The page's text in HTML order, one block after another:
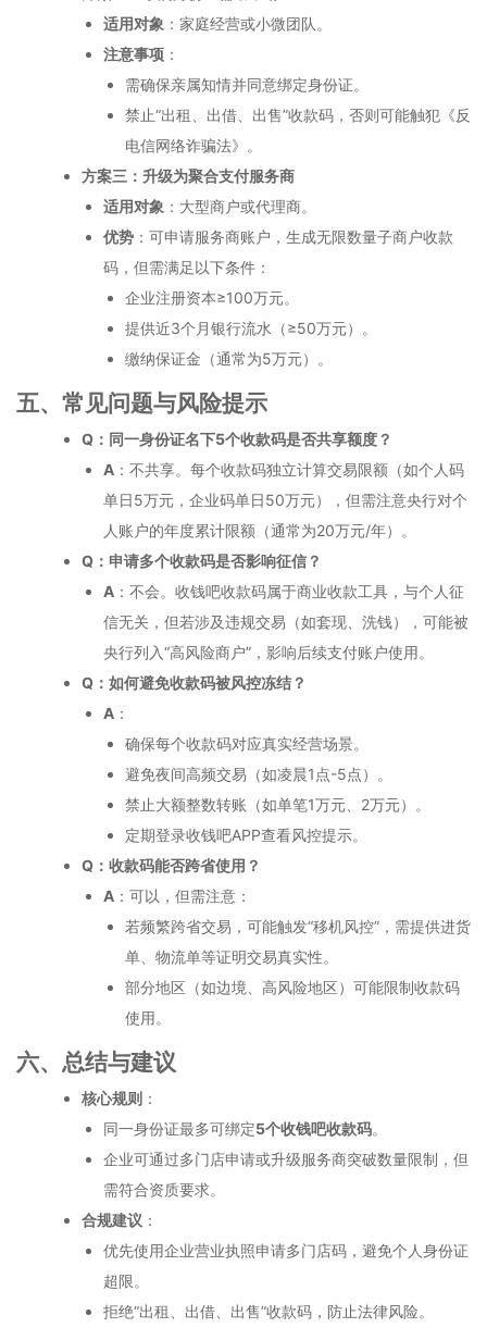
适用对象 ：家庭经营或小微团队。
注意事项 ：
需确保亲属知情并同意绑定身份证。
禁止“出租、出借、出售”收款码，否则可能触犯《反
电信网络诈骗法》。
方案三：升级为聚合支付服务商
适用对象 ：大型商户或代理商。
优势 ：可申请服务商账户，生成无限数量子商户收款
码，但需满足以下条件：
企业注册资本≥100万元。
提供近3个月银行流水（≥50万元）。
缴纳保证金（通常为5万元）。
五、常见问题与风险提示
Q：同一身份证名下5个收款码是否共享额度？
A ：不共享。每个收款码独立计算交易限额（如个人码
单日5万元，企业码单日50万元），但需注意央行对个
人账户的年度累计限额（通常为20万元/年）。
Q：申请多个收款码是否影响征信？
A ：不会。收钱吧收款码属于商业收款工具，与个人征
信无关，但若涉及违规交易（如套现、洗钱），可能被
央行列入“高风险商户”，影响后续支付账户使用。
Q：如何避免收款码被风控冻结？
A ：
确保每个收款码对应真实经营场景。
避免夜间高频交易（如凌晨1点-5点）。
禁止大额整数转账（如单笔1万元、2万元）。
定期登录收钱吧APP查看风控提示。
Q：收款码能否跨省使用？
A ：可以，但需注意：
若频繁跨省交易，可能触发“移机风控”，需提供进货
单、物流单等证明交易真实性。
部分地区（如边境、高风险地区）可能限制收款码
使用。
六、总结与建议
核心规则 ：
同一身份证最多可绑定5个收钱吧收款码。
企业可通过多门店申请或升级服务商突破数量限制，但
需符合资质要求。
合规建议 ：
优先使用企业营业执照申请多门店码，避免个人身份证
超限。
拒绝“出租、出借、出售”收款码，防止法律风险。